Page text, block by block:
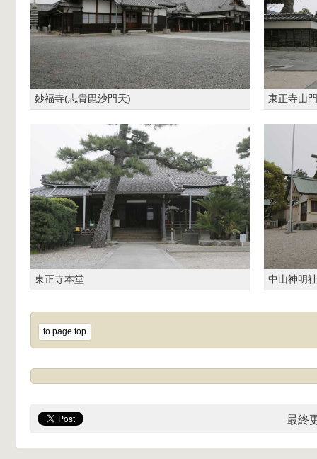
妙福寺(志貴毘沙門天) 東正寺山門
東正寺本堂 中山神明社
to page top
最終